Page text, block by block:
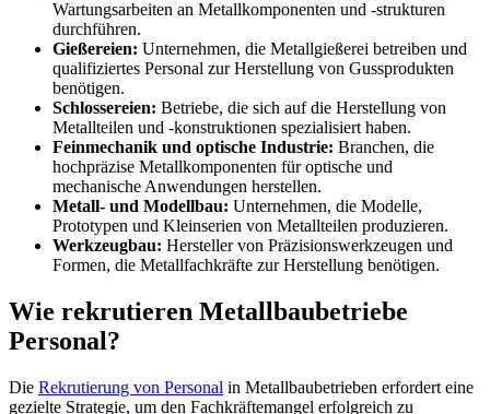
Wartungsarbeiten an Metallkomponenten und -strukturen
durchführen.
Gießereien: Unternehmen, die Metallgießerei betreiben und
qualifiziertes Personal zur Herstellung von Gussprodukten
benötigen.
Schlossereien: Betriebe, die sich auf die Herstellung von
Metallteilen und -konstruktionen spezialisiert haben.
Feinmechanik und optische Industrie: Branchen, die
hochpräzise Metallkomponenten für optische und
mechanische Anwendungen herstellen.
Metall- und Modellbau: Unternehmen, die Modelle,
Prototypen und Kleinserien von Metallteilen produzieren.
Werkzeugbau: Hersteller von Präzisionswerkzeugen und
Formen, die Metallfachkräfte zur Herstellung benötigen.
Wie rekrutieren Metallbaubetriebe
Personal?
Die Rekrutierung von Personal in Metallbaubetrieben erfordert eine
gezielte Strategie, um den Fachkräftemangel erfolgreich zu